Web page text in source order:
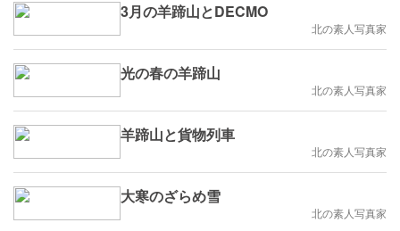
3月の羊蹄山とDECMO
北の素人写真家
光の春の羊蹄山
北の素人写真家
羊蹄山と貨物列車
北の素人写真家
大寒のざらめ雪
北の素人写真家